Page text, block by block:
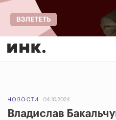
НОВОСТИ 04.10.2024
Владислав